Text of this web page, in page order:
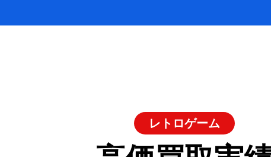
レトロゲーム